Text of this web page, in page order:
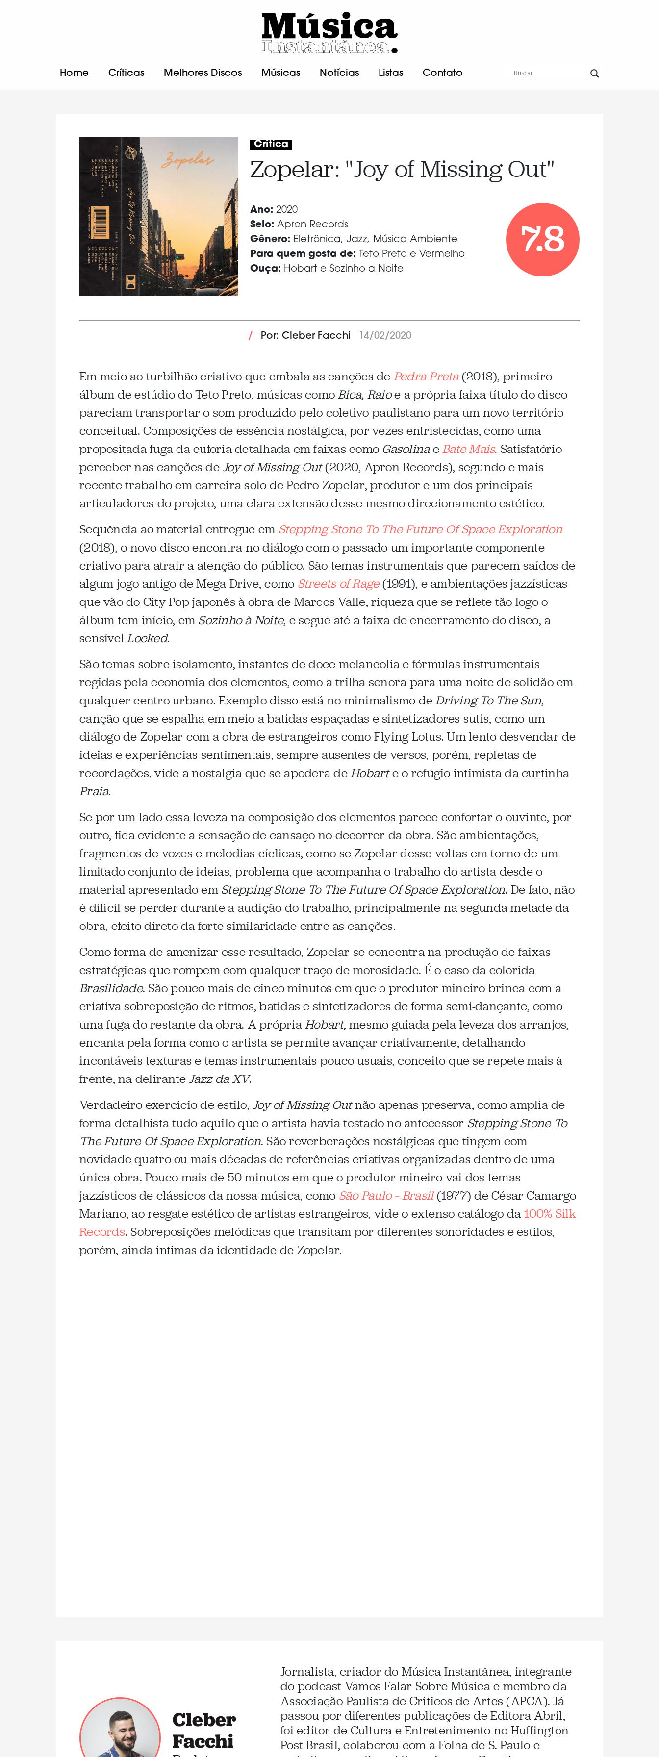
Home Críticas Melhores Discos Músicas Notícias Listas Contato
Crítica
Zopelar: "Joy of Missing Out"
Ano: 2020
Selo: Apron Records
Gênero: Eletrônica, Jazz, Música Ambiente
Para quem gosta de: Teto Preto e Vermelho
Ouça: Hobart e Sozinho a Noite
7.8
/ Por: Cleber Facchi 14/02/2020
Em meio ao turbilhão criativo que embala as canções de Pedra Preta(2018), primeiro
álbum de estúdio do Teto Preto, músicas comoBica, Raioe a própria faixa-título do disco
pareciam transportar o som produzido pelo coletivo paulistano para um novo território
conceitual. Composições de essência nostálgica, por vezes entristecidas, como uma
propositada fuga da euforia detalhada em faixas como GasolinaeBate Mais. Satisfatório
perceber nas canções deJoy of Missing Out(2020, Apron Records), segundo e mais
recente trabalho em carreira solo de Pedro Zopelar, produtor e um dos principais
articuladores do projeto, uma clara extensão desse mesmo direcionamento estético.
Sequência ao material entregue em Stepping Stone To The Future Of Space Exploration
(2018), o novo disco encontra no diálogo com o passado um importante componente
criativo para atrair a atenção do público. São temas instrumentais que parecem saídos de
algum jogo antigo de Mega Drive, como Streets of Rage(1991), e ambientações jazzísticas
que vão do City Pop japonês à obra de Marcos Valle, riqueza que se reflete tão logo o
álbum tem início, em Sozinho à Noite, e segue até a faixa de encerramento do disco, a
sensívelLocked.
São temas sobre isolamento, instantes de doce melancolia e fórmulas instrumentais
regidas pela economia dos elementos, como a trilha sonora para uma noite de solidão em
qualquer centro urbano. Exemplo disso está no minimalismo deDriving To The Sun,
canção que se espalha em meio a batidas espaçadas e sintetizadores sutis, como um
diálogo de Zopelar com a obra de estrangeiros como Flying Lotus. Um lento desvendar de
ideias e experiências sentimentais, sempre ausentes de versos, porém, repletas de
recordações, vide a nostalgia que se apodera deHobarte o refúgio intimista da curtinha
Praia.
Se por um lado essa leveza na composição dos elementos parece confortar o ouvinte, por
outro, fica evidente a sensação de cansaço no decorrer da obra. São ambientações,
fragmentos de vozes e melodias cíclicas, como se Zopelar desse voltas em torno de um
limitado conjunto de ideias, problema que acompanha o trabalho do artista desde o
material apresentado em Stepping Stone To The Future Of Space Exploration. De fato, não
é difícil se perder durante a audição do trabalho, principalmente na segunda metade da
obra, efeito direto da forte similaridade entre as canções.
Como forma de amenizar esse resultado, Zopelar se concentra na produção de faixas
estratégicas que rompem com qualquer traço de morosidade. É o caso da colorida
Brasilidade. São pouco mais de cinco minutos em que o produtor mineiro brinca com a
criativa sobreposição de ritmos, batidas e sintetizadores de forma semi-dançante, como
uma fuga do restante da obra. A própriaHobart, mesmo guiada pela leveza dos arranjos,
encanta pela forma como o artista se permite avançar criativamente, detalhando
incontáveis texturas e temas instrumentais pouco usuais, conceito que se repete mais à
frente, na deliranteJazz da XV.
Verdadeiro exercício de estilo, Joy of Missing Outnão apenas preserva, como amplia de
forma detalhista tudo aquilo que o artista havia testado no antecessor Stepping Stone To
The Future Of Space Exploration. São reverberações nostálgicas que tingem com
novidade quatro ou mais décadas de referências criativas organizadas dentro de uma
única obra. Pouco mais de 50 minutos em que o produtor mineiro vai dos temas
jazzísticos de clássicos da nossa música, como São Paulo – Brasil(1977) de César Camargo
Mariano, ao resgate estético de artistas estrangeiros, vide o extenso catálogo da 100% Silk
Records. Sobreposições melódicas que transitam por diferentes sonoridades e estilos,
porém, ainda íntimas da identidade de Zopelar.
Cleber
Facchi
Jornalista, criador do Música Instantânea, integrante
do podcast Vamos Falar Sobre Música e membro da
Associação Paulista de Críticos de Artes (APCA). Já
passou por diferentes publicações de Editora Abril,
foi editor de Cultura e Entretenimento no Huffington
Post Brasil, colaborou com a Folha de S. Paulo e